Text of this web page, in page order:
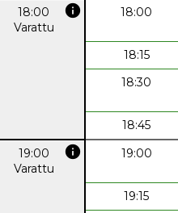
18:00 info
Varattu
18:00
18:15
18:30
18:45
19:00 info
Varattu
19:00
19:15